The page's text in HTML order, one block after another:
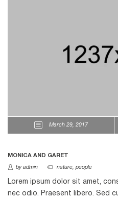
March 29, 2017
MONICA AND GARET
by admin nature people
Lorem ipsum dolor sit amet,
nec odio. Praesent libero. Sed